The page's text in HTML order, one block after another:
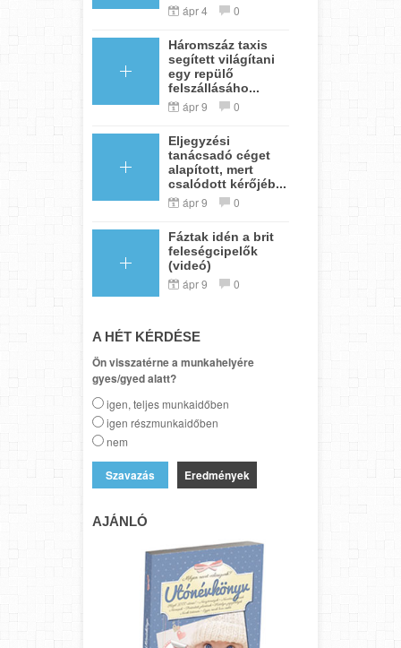
ápr 4 0
Háromszáz taxis
segített világítani
egy repülő
felszállásáho...
ápr 9 0
Eljegyzési
tanácsadó céget
alapított, mert
csalódott kérőjéb...
ápr 9 0
Fáztak idén a brit
feleségcipelők
(videó)
ápr 9 0
A HÉT KÉRDÉSE
Ön visszatérne a munkahelyére
gyes/gyed alatt?
igen, teljes munkaidőben
igen részmunkaidőben
nem
Eredmények
AJÁNLÓ